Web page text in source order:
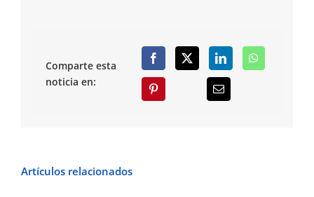
Comparte esta
noticia en:
Artículos relacionados